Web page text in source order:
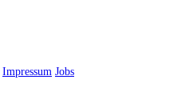
Impressum Jobs